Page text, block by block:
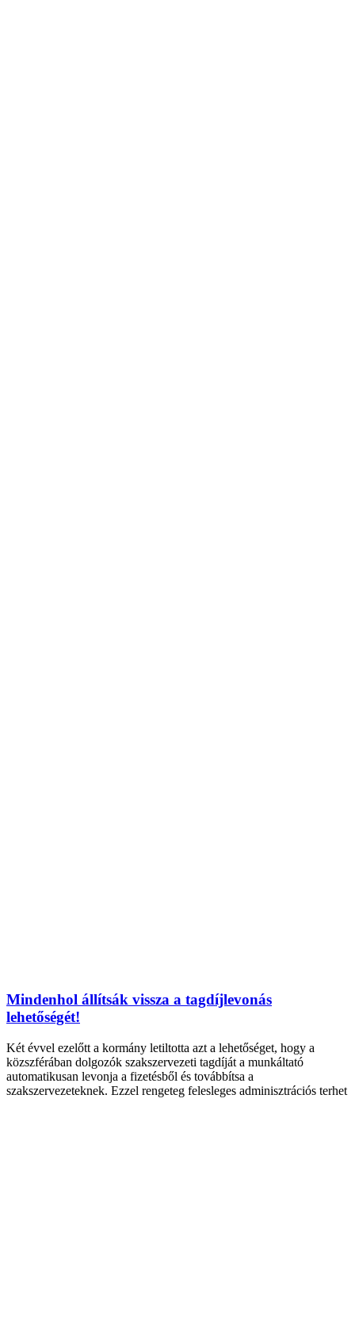
Mindenhol állítsák vissza a tagdíjlevonás
lehetőségét!
Két évvel ezelőtt a kormány letiltotta azt a lehetőséget, hogy a
közszférában dolgozók szakszervezeti tagdíját a munkáltató
automatikusan levonja a fizetésből és továbbítsa a
szakszervezeteknek. Ezzel rengeteg felesleges adminisztrációs terhet